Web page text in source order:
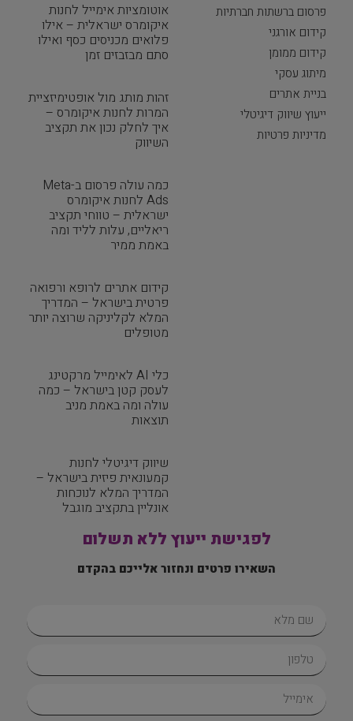
פרסום ברשתות חברתיות
קידום אורגני
קידום ממומן
מיתוג עסקי
בניית אתרים
ייעוץ שיווק דיגיטלי
מדיניות פרטיות
אוטומציות אימייל לחנות
איקומרס ישראלית – אילו
פלואים מכניסים כסף ואילו
סתם מבזבזים זמן
זהות מותג מול אופטימיזציית
המרות לחנות איקומרס –
איך לחלק נכון את תקציב
השיווק
כמה עולה פרסום ב-Meta
Ads לחנות איקומרס
ישראלית – טווחי תקציב
ריאליים, עלות לליד ומה
באמת ממיר
קידום אתרים לרופא ורפואה
פרטית בישראל – המדריך
המלא לקליניקה שרוצה יותר
מטופלים
כלי AI לאימייל מרקטינג
לעסק קטן בישראל – כמה
עולה ומה באמת מניב
תוצאות
שיווק דיגיטלי לחנות
קמעונאית פיזית בישראל –
המדריך המלא לנוכחות
אונליין בתקציב מוגבל
לפגישת ייעוץ ללא תשלום
השאירו פרטים ונחזור אלייכם בהקדם